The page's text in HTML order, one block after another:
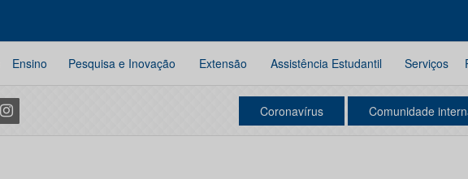
Ensino Pesquisa e Inovação Extensão Assistência Estudantil Serviços
Instagram Coronavírus Comunidade